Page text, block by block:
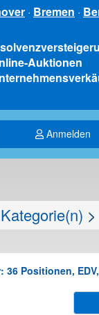
· Bremen ·
Auktionen
Anmelden
Kategorie(n) >
Positionen, EDV,